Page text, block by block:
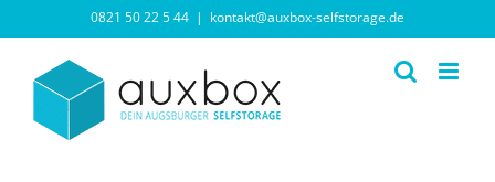
Inhalt
springen
0821 50 22 5 44 | kontakt@auxbox-selfstorage.de